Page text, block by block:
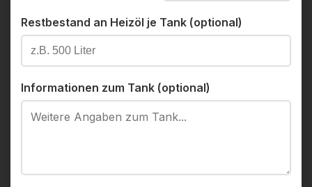
Restbestand an Heizöl je Tank (optional)
Informationen zum Tank (optional)